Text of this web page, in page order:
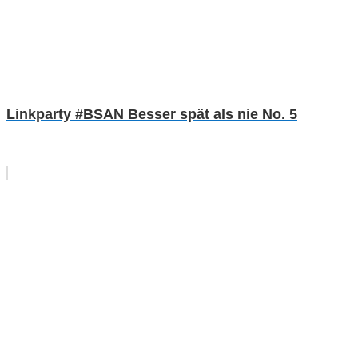
Linkparty #BSAN Besser spät als nie No. 5